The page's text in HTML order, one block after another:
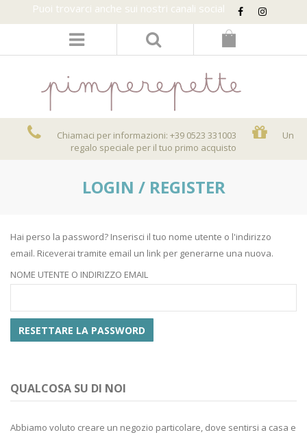
Puoi trovarci anche sui nostri canali social
Chiamaci per informazioni: +39 0523 331003
Un
regalo speciale per il tuo primo acquisto
LOGIN / REGISTER
Hai perso la password? Inserisci il tuo nome utente o l'indirizzo
email. Riceverai tramite email un link per generarne una nuova.
NOME UTENTE O INDIRIZZO EMAIL
RESETTARE LA PASSWORD
QUALCOSA SU DI NOI
Abbiamo voluto creare un negozio particolare, dove sentirsi a casa e